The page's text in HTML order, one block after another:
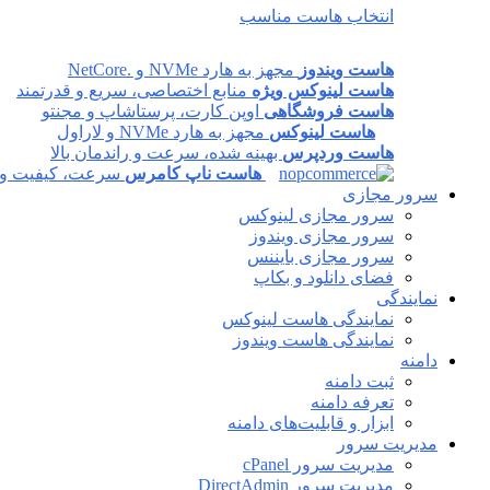
انتخاب هاست مناسب
هاست ویندوز مجهز به هارد NVMe و .NetCore
هاست لینوکس ویژه منابع اختصاصی، سریع و قدرتمند
هاست فروشگاهی اوپن کارت، پرستاشاپ و مجنتو
هاست لینوکس مجهز به هارد NVMe و لاراول
هاست وردپرس بهینه شده، سرعت و راندمان بالا
هاست ناپ کامرس سرعت، کیفیت و
سرور مجازی
سرور مجازی لینوکس
سرور مجازی ویندوز
سرور مجازی بایننس
فضای دانلود و بکاپ
نمایندگی
نمایندگی هاست لینوکس
نمایندگی هاست ویندوز
دامنه
ثبت دامنه
تعرفه دامنه
ابزار و قابلیت‌های دامنه
مدیریت سرور
مدیریت سرور cPanel
مدیریت سرور DirectAdmin